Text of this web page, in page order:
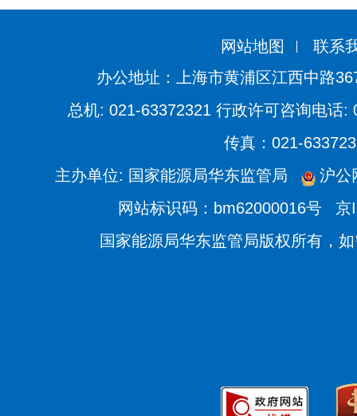
网站地图
联系
办公地址：上海市黄浦区江西中路
总机: 021-63372321 行政许可咨询电话:
传真：021-
主办单位: 国家能源局华东监管局
沪公
网站标识码：bm62000016号
京
国家能源局华东监管局版权所有，